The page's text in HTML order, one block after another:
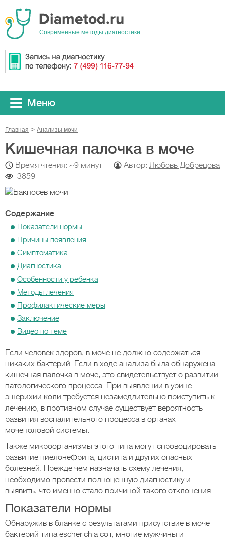
Cовременные методы диагностики
Меню
Главная Анализы мочи
Кишечная палочка в моче
Время чтения: ~9 минут Автор: Любовь Добрецова
3859
Содержание
Показатели нормы
Причины появления
Симптоматика
Диагностика
Особенности у ребенка
Методы лечения
Профилактические меры
Заключение
Видео по теме
Если человек здоров, в моче не должно содержаться
никаких бактерий. Если в ходе анализа была обнаружена
кишечная палочка в моче, это свидетельствует о развитии
патологического процесса. При выявлении в урине
эшерихии коли требуется незамедлительно приступить к
лечению, в противном случае существует вероятность
развития воспалительного процесса в органах
мочеполовой системы.
Также микроорганизмы этого типа могут спровоцировать
развитие пиелонефрита, цистита и других опасных
болезней. Прежде чем назначать схему лечения,
необходимо провести полноценную диагностику и
выявить, что именно стало причиной такого отклонения.
Показатели нормы
Обнаружив в бланке с результатами присутствие в моче
бактерий типа escherichia coli, многие мужчины и